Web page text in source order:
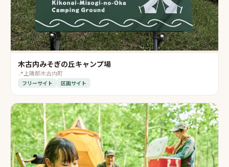
木古内みそぎの丘キャンプ場
📍 上磯郡木古内町
フリーサイト 区画サイト